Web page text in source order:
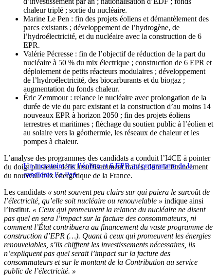
chaleur triplé ; sortie du nucléaire.
Marine Le Pen : fin des projets éoliens et démantèlement des
parcs existants ; développement de l’hydrogène, de
l’hydroélectricité, et du nucléaire avec la construction de 6
EPR.
Valérie Pécresse : fin de l’objectif de réduction de la part du
nucléaire à 50 % du mix électrique ; construction de 6 EPR et
déploiement de petits réacteurs modulaires ; développement
de l’hydroélectricité, des biocarburants et du biogaz ;
augmentation du fonds chaleur.
Éric Zemmour : relance le nucléaire avec prolongation de la
durée de vie du parc existant et la construction d’au moins 14
nouveaux EPR à horizon 2050 ; fin des projets éoliens
terrestres et maritimes ; fléchage du soutien public à l’éolien et
au solaire vers la géothermie, les réseaux de chaleur et les
pompes à chaleur.
Un moratoire sur l’éolien et 6 EPR au programme de la
candidate Le Pen
L’analyse des programmes des candidats a conduit l’I4CE à pointer
du doigt plusieurs défis insuffisamment traités, dont lefinancement
du nouveau mix énergétique de la France.
Les candidats « sont souvent peu clairs sur qui paiera le surcoût de
l’électricité, qu’elle soit nucléaire ou renouvelable » indique ainsi
l’institut. « Ceux qui promeuvent la relance du nucléaire ne disent
pas quel en sera l’impact sur la facture des consommateurs, ni
comment l’État contribuera au financement du vaste programme de
construction d’EPR (…). Quant à ceux qui promeuvent les énergies
renouvelables, s’ils chiffrent les investissements nécessaires, ils
n’expliquent pas quel serait l’impact sur la facture des
consommateurs et sur le montant de la Contribution au service
public de l’électricité. »